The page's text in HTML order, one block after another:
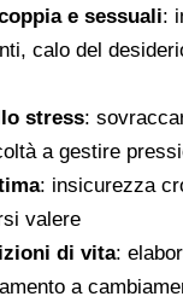
e sessuali:
calo del
stress:
a gestire
: insicurezza
valere
di vita:
a